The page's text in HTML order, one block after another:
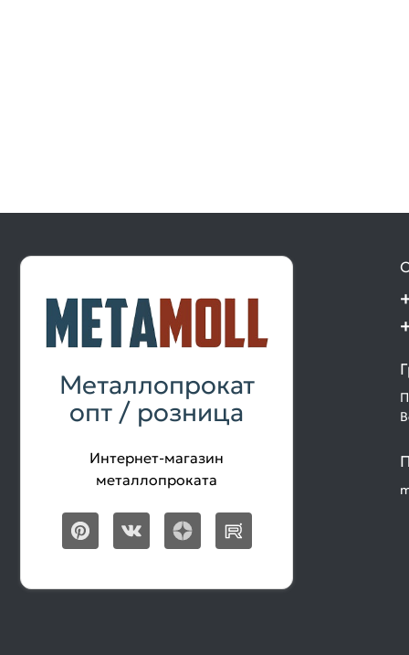
Металлопрокат
опт / розница
Интернет-магазин
металлопроката